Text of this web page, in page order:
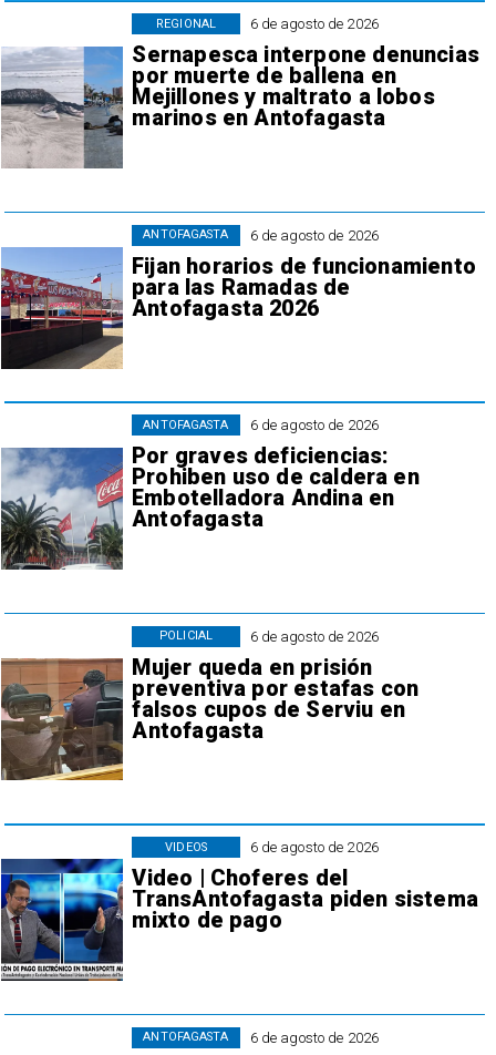
6 de agosto de 2026
Sernapesca interpone denuncias
por muerte de ballena en
Mejillones y maltrato a lobos
marinos en Antofagasta
REGIONAL
6 de agosto de 2026
Fijan horarios de funcionamiento
para las Ramadas de
Antofagasta 2026
ANTOFAGASTA
6 de agosto de 2026
Por graves deficiencias:
Prohiben uso de caldera en
Embotelladora Andina en
Antofagasta
ANTOFAGASTA
6 de agosto de 2026
Mujer queda en prisión
preventiva por estafas con
falsos cupos de Serviu en
Antofagasta
POLICIAL
6 de agosto de 2026
Video | Choferes del
TransAntofagasta piden sistema
mixto de pago
VIDEOS
6 de agosto de 2026
ANTOFAGASTA